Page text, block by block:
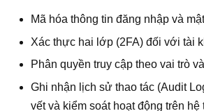
Mã hóa thông tin đăng nhập và
Xác thực hai lớp (2FA) đối với tài
Phân quyền truy cập theo vai trò
Ghi nhận lịch sử thao tác (Audit
vết và kiểm soát hoạt động trên hệ